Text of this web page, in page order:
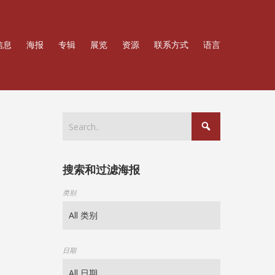
息 海报 专辑 展览 资源 联系方式 语言
搜索和过滤海报
类别
日期